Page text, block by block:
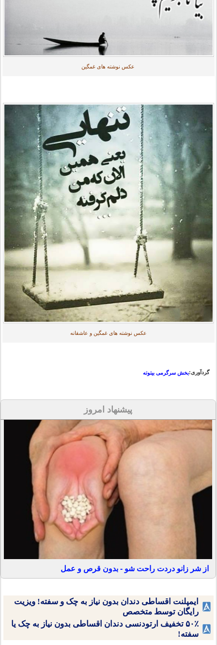
عکس نوشته های غمگین
عکس نوشته های غمگین و عاشقانه
گردآوری:بخش سرگرمی بیتوته
پیشنهاد امروز
از شر زانو دردت راحت شو - بدون قرص و عمل
ایمپلنت اقساطی دندان بدون نیاز به چک و سفته! ویزیت
رایگان توسط متخصص
۵۰٪ تخفیف ارتودنسی دندان اقساطی بدون نیاز به چک یا
سفته!